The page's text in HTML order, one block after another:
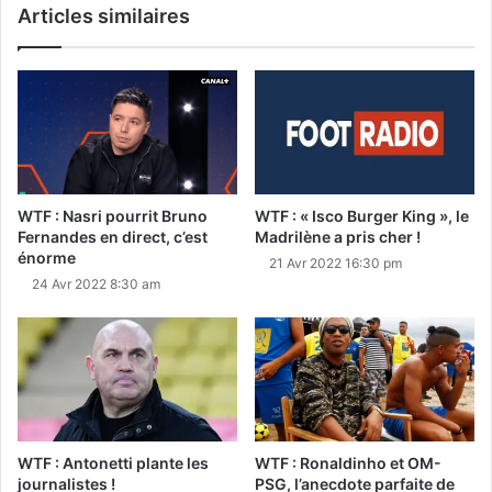
Articles similaires
WTF : Nasri pourrit Bruno
Fernandes en direct, c’est
énorme
24 Avr 2022 8:30 am
WTF : « Isco Burger King », le
Madrilène a pris cher !
21 Avr 2022 16:30 pm
WTF : Antonetti plante les
journalistes !
WTF : Ronaldinho et OM-
PSG, l’anecdote parfaite de